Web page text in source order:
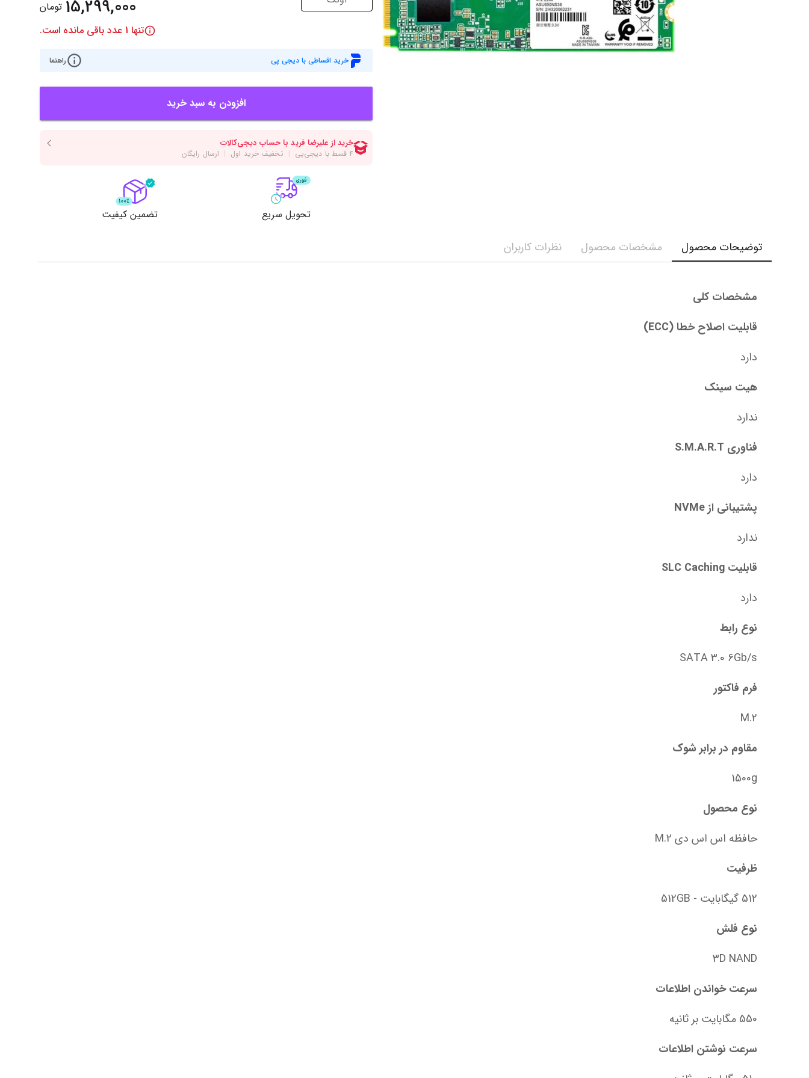
15,299,000 تومان
تنها 1 عدد باقی مانده است.
خرید اقساطی با دیجی پی راهنما
افزودن به سبد خرید
تحویل سریع تضمین کیفیت
توضیحات محصول مشخصات محصول نظرات کاربران
مشخصات کلی
قابلیت اصلاح خطا (ECC)
دارد
هیت سینک
ندارد
فناوری S.M.A.R.T
دارد
پشتیبانی از NVMe
ندارد
قابلیت SLC Caching
دارد
نوع رابط
SATA 3.0 6Gb/s
فرم فاکتور
M.2
مقاوم در برابر شوک
1500g
نوع محصول
حافظه اس اس دی M.2
ظرفیت
512 گیگابایت - 512GB
نوع فلش
3D NAND
سرعت خواندن اطلاعات
550 مگابایت بر ثانیه
سرعت نوشتن اطلاعات